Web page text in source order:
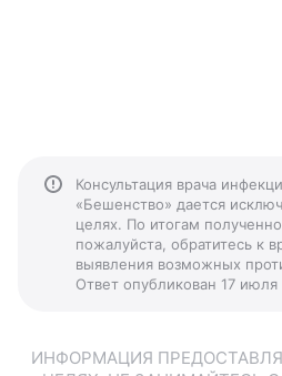
Консультация врача
«Бешенство» дается
целях. По итогам
пожалуйста, обратитесь к
выявления возможных
Ответ опубликован 17
ИНФОРМАЦИЯ